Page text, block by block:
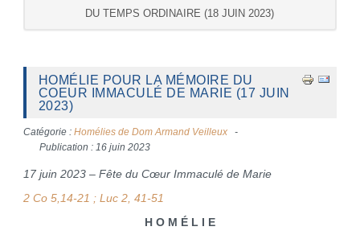
DU TEMPS ORDINAIRE (18 JUIN 2023)
HOMÉLIE POUR LA MÉMOIRE DU
COEUR IMMACULÉ DE MARIE (17 JUIN
2023)
Catégorie : Homélies de Dom Armand Veilleux
Publication : 16 juin 2023
17 juin 2023 – Fête du Cœur Immaculé de Marie
2 Co 5,14-21 ; Luc 2, 41-51
H O M É L I E